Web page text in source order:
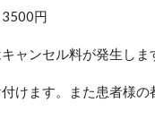
円
ャンセル料が発生しま
けます。また患者様の